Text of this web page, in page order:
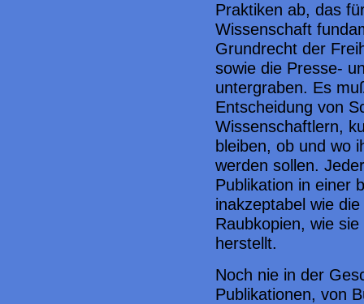
Praktiken ab, das
Wissenschaft
Grundrecht der
sowie die Presse-
untergraben. Es
Entscheidung von
Wissenschaftlern,
bleiben, ob und wo
werden sollen.
Publikation in einer
inakzeptabel wie
Raubkopien, wie
herstellt.
Noch nie in der
Publikationen, von